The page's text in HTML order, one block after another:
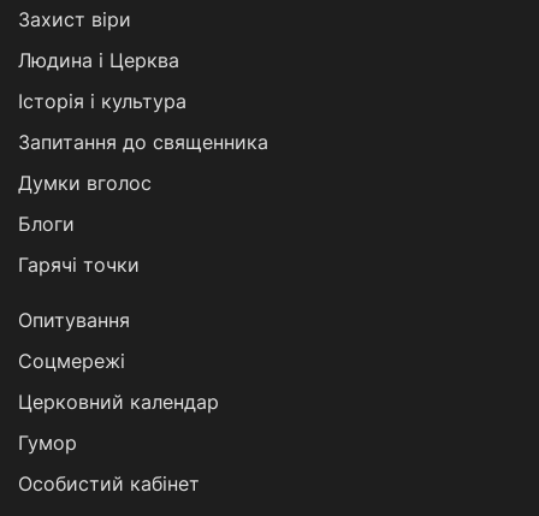
Захист віри
Людина і Церква
Історія і культура
Запитання до священника
Думки вголос
Блоги
Гарячі точки
Опитування
Соцмережі
Церковний календар
Гумор
Особистий кабінет